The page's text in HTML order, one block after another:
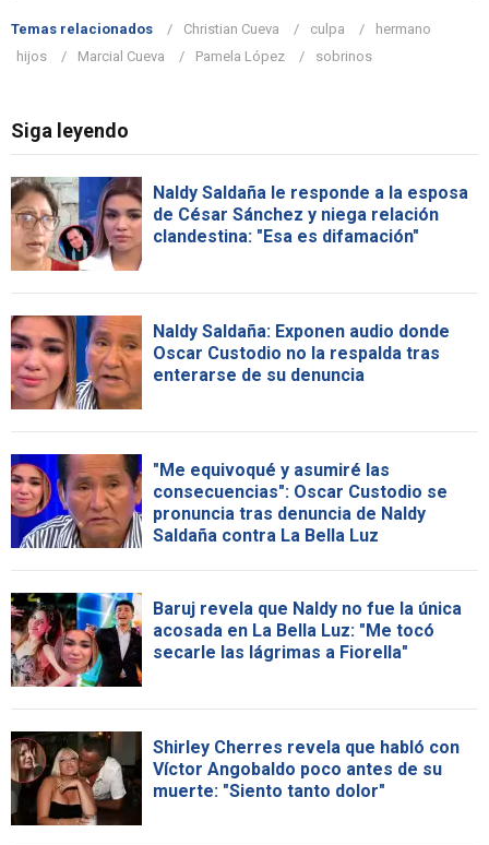
Temas relacionados Christian Cueva culpa
hermano
hijos
Marcial Cueva Pamela López sobrinos
Siga leyendo
Naldy Saldaña le responde a la esposa
de César Sánchez y niega relación
clandestina: "Esa es difamación"
Naldy Saldaña: Exponen audio donde
Oscar Custodio no la respalda tras
enterarse de su denuncia
"Me equivoqué y asumiré las
consecuencias": Oscar Custodio se
pronuncia tras denuncia de Naldy
Saldaña contra La Bella Luz
Baruj revela que Naldy no fue la única
acosada en La Bella Luz: "Me tocó
secarle las lágrimas a Fiorella"
Shirley Cherres revela que habló con
Víctor Angobaldo poco antes de su
muerte: "Siento tanto dolor"